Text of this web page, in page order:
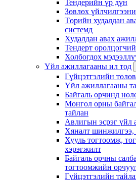
Тендерийн үр дүн
Зөвлөх
Төрийн худалдан
системд
Худалдан авах
Тендерт
Холбогдох
Үйл ажиллагааны ил тод
Гүйцэтгэлийн
Үйл ажиллагааны
Байгаль орчинд
Монгол орны
тайлан
Авлигын эсрэг үйл
Хяналт шинжилгээ,
Хууль тогтоомж,
хэрэгжилт
Байгаль орчны
тогтоомжийн
Гүйцэтгэлийн